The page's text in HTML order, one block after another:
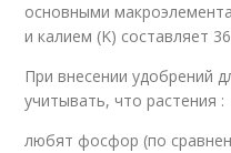
основными
и калием (K) составляет
При внесении удобрений
учитывать, что растения :
любят фосфор (по